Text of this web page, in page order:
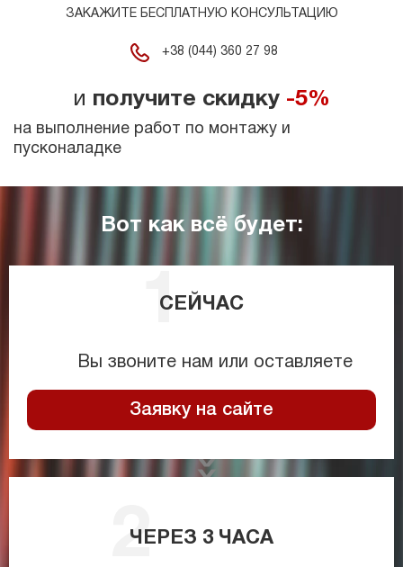
ЗАКАЖИТЕ БЕСПЛАТНУЮ КОНСУЛЬТАЦИЮ
+38 (044) 360 27 98
и получите скидку -5%
на выполнение работ по монтажу и
пусконаладке
Вот как всё будет:
СЕЙЧАС
Вы звоните нам или оставляете
Заявку на сайте
ЧЕРЕЗ 3 ЧАСА